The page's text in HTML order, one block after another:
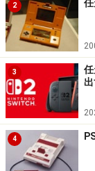
2 任
3
4